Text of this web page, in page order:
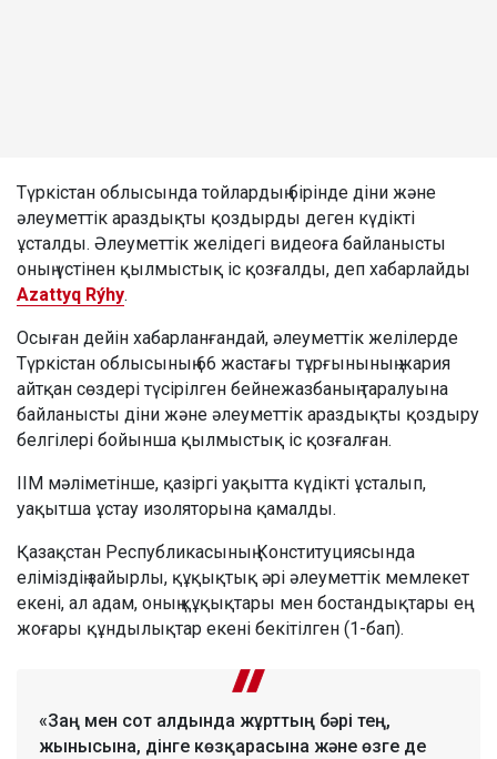
Түркістан облысында тойлардың бірінде діни және
әлеуметтік араздықты қоздырды деген күдікті
ұсталды. Әлеуметтік желідегі видеоға байланысты
оның үстінен қылмыстық іс қозғалды, деп хабарлайды
Azattyq Rýhy.
Осыған дейін хабарланғандай, әлеуметтік желілерде
Түркістан облысының 66 жастағы тұрғынының жария
айтқан сөздері түсірілген бейнежазбаның таралуына
байланысты діни және әлеуметтік араздықты қоздыру
белгілері бойынша қылмыстық іс қозғалған.
ІІМ мәліметінше, қазіргі уақытта күдікті ұсталып,
уақытша ұстау изоляторына қамалды.
Қазақстан Республикасының Конституциясында
еліміздің зайырлы, құқықтық әрі әлеуметтік мемлекет
екені, ал адам, оның құқықтары мен бостандықтары ең
жоғары құндылықтар екені бекітілген (1-бап).
«Заң мен сот алдында жұрттың бәрі тең,
жынысына, дінге көзқарасына және өзге де